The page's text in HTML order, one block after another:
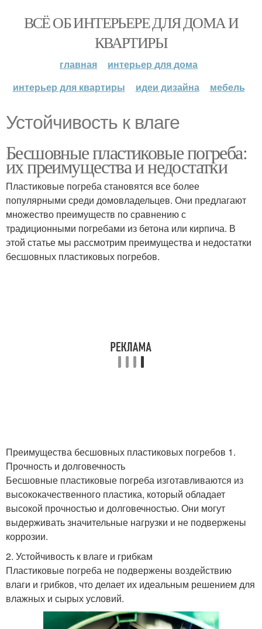
ВСЁ ОБ ИНТЕРЬЕРЕ ДЛЯ ДОМА И
КВАРТИРЫ
главная
интерьер для дома
интерьер для квартиры
идеи дизайна мебель
Устойчивость к влаге
Бесшовные пластиковые погреба:
их преимущества и недостатки
Пластиковые погреба становятся все более
популярными среди домовладельцев. Они предлагают
множество преимуществ по сравнению с
традиционными погребами из бетона или кирпича. В
этой статье мы рассмотрим преимущества и недостатки
бесшовных пластиковых погребов.
Преимущества бесшовных пластиковых погребов 1.
Прочность и долговечность
Бесшовные пластиковые погреба изготавливаются из
высококачественного пластика, который обладает
высокой прочностью и долговечностью. Они могут
выдерживать значительные нагрузки и не подвержены
коррозии.
2. Устойчивость к влаге и грибкам
Пластиковые погреба не подвержены воздействию
влаги и грибков, что делает их идеальным решением для
влажных и сырых условий.